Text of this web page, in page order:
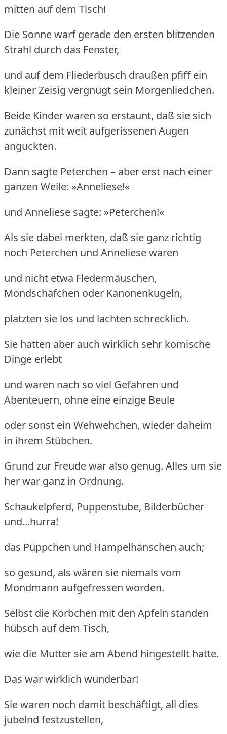
mitten auf dem Tisch!
Die Sonne warf gerade den ersten blitzenden
Strahl durch das Fenster,
und auf dem Fliederbusch draußen pfiff ein
kleiner Zeisig vergnügt sein Morgenliedchen.
Beide Kinder waren so erstaunt, daß sie sich
zunächst mit weit aufgerissenen Augen
anguckten.
Dann sagte Peterchen – aber erst nach einer
ganzen Weile: »Anneliese!«
und Anneliese sagte: »Peterchen!«
Als sie dabei merkten, daß sie ganz richtig
noch Peterchen und Anneliese waren
und nicht etwa Fledermäuschen,
Mondschäfchen oder Kanonenkugeln,
platzten sie los und lachten schrecklich.
Sie hatten aber auch wirklich sehr komische
Dinge erlebt
und waren nach so viel Gefahren und
Abenteuern, ohne eine einzige Beule
oder sonst ein Wehwehchen, wieder daheim
in ihrem Stübchen.
Grund zur Freude war also genug. Alles um sie
her war ganz in Ordnung.
Schaukelpferd, Puppenstube, Bilderbücher
und...hurra!
das Püppchen und Hampelhänschen auch;
so gesund, als wären sie niemals vom
Mondmann aufgefressen worden.
Selbst die Körbchen mit den Äpfeln standen
hübsch auf dem Tisch,
wie die Mutter sie am Abend hingestellt hatte.
Das war wirklich wunderbar!
Sie waren noch damit beschäftigt, all dies
jubelnd festzustellen,